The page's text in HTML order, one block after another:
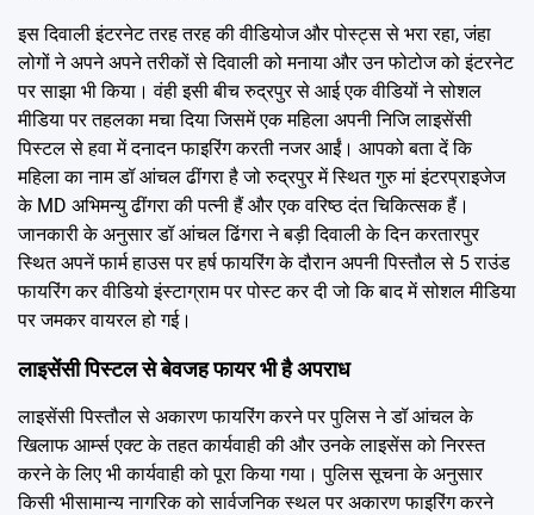
इस दिवाली इंटरनेट तरह तरह की वीडियोज और पोस्ट्स से भरा रहा, जंहा
लोगों ने अपने अपने तरीकों से दिवाली को मनाया और उन फोटोज को इंटरनेट
पर साझा भी किया। वंही इसी बीच रुद्रपुर से आई एक वीडियों ने सोशल
मीडिया पर तहलका मचा दिया जिसमें एक महिला अपनी निजि लाइसेंसी
पिस्टल से हवा में दनादन फाइरिंग करती नजर आईं। आपको बता दें कि
महिला का नाम डॉ आंचल ढींगरा है जो रुद्रपुर में स्थित गुरु मां इंटरप्राइजेज
के MD अभिमन्यु ढींगरा की पत्नी हैं और एक वरिष्ठ दंत चिकित्सक हैं।
जानकारी के अनुसार डॉ आंचल ढिंगरा ने बड़ी दिवाली के दिन करतारपुर
स्थित अपनें फार्म हाउस पर हर्ष फायरिंग के दौरान अपनी पिस्तौल से 5 राउंड
फायरिंग कर वीडियो इंस्टाग्राम पर पोस्ट कर दी जो कि बाद में सोशल मीडिया
पर जमकर वायरल हो गई।
लाइसेंसी पिस्टल से बेवजह फायर भी है अपराध
लाइसेंसी पिस्तौल से अकारण फायरिंग करने पर पुलिस ने डॉ आंचल के
खिलाफ आर्म्स एक्ट के तहत कार्यवाही की और उनके लाइसेंस को निरस्त
करने के लिए भी कार्यवाही को पूरा किया गया। पुलिस सूचना के अनुसार
किसी भीसामान्य नागरिक को सार्वजनिक स्थल पर अकारण फाइरिंग करने